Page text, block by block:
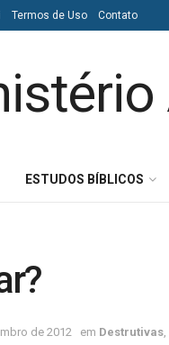
Termos de Uso Contato
ESTUDOS BÍBLICOS
de 2012 em Destrutivas